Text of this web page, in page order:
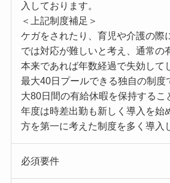
入しております。
＜上記制度補足＞
ケガをされたり、育児や介護の際
では対応が難しいと考え、通常の
本来であれば年数経過で失効して
最大40日プールできる独自の制度
大80日間の有給休暇を保持するこ
年度は時差出勤も新しく導入を始
方を第一に考えた制度を多く導入
必須要件